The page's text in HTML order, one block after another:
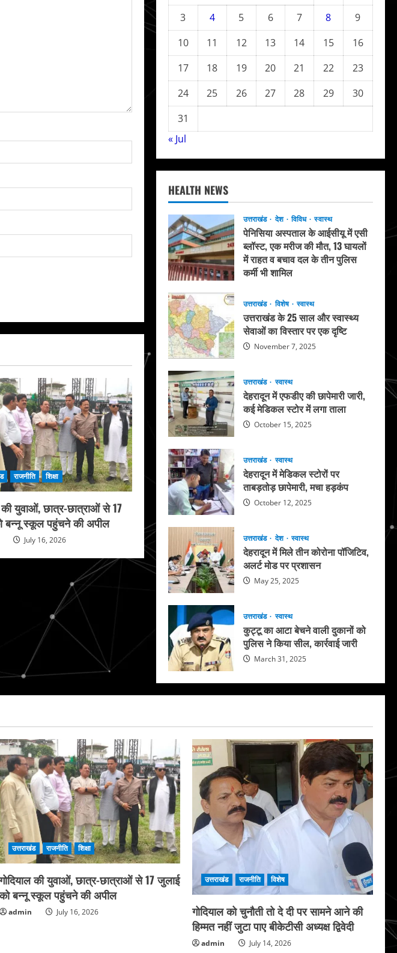
राजनीति शिक्षा
की युवाओं, छात्र-छात्राओं से 17
बन्नू स्कूल पहुंचने की अपील
July 16, 2026
3
4 5 6 7 8
9
10
11 12 13 14 15
16
17
18 19 20 21 22
23
24
25 26 27 28 29
30
31
« Jul
HEALTH NEWS
उत्तराखंड देश विविध स्वास्थ
पेनिसिया अस्पताल के आईसीयू में एसी
ब्लॉस्ट, एक मरीज की मौत, 13 घायलों
में राहत व बचाव दल के तीन पुलिस
कर्मी भी शामिल
उत्तराखंड
विशेष स्वास्थ
उत्तराखंड के 25 साल और स्वास्थ्य
सेवाओं का विस्तार पर एक दृष्टि
November 7, 2025
उत्तराखंड स्वास्थ
देहरादून में एफडीए की छापेमारी जारी,
कई मेडिकल स्टोर में लगा ताला
October 15, 2025
उत्तराखंड स्वास्थ
देहरादून में मेडिकल स्टोरों पर
ताबड़तोड़ छापेमारी, मचा हड़कंप
October 12, 2025
उत्तराखंड देश स्वास्थ
देहरादून में मिले तीन कोरोना पॉजिटिव,
अलर्ट मोड पर प्रशासन
May 25, 2025
उत्तराखंड स्वास्थ
कुट्टू का आटा बेचने वाली दुकानों को
पुलिस ने किया सील, कार्रवाई जारी
March 31, 2025
उत्तराखंड राजनीति शिक्षा
गोदियाल की युवाओं, छात्र-छात्राओं से 17 जुलाई
को बन्नू स्कूल पहुंचने की अपील
admin July 16, 2026
उत्तराखंड राजनीति विशेष
गोदियाल को चुनौती तो दे दी पर सामने आने की
हिम्मत नहीं जुटा पाए बीकेटीसी अध्यक्ष द्विवेदी
admin July 14, 2026